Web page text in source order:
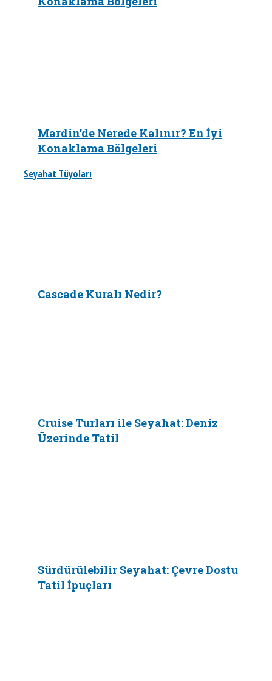
Mardin’de Nerede Kalınır? En İyi
Konaklama Bölgeleri
Seyahat Tüyoları
Cascade Kuralı Nedir?
Cruise Turları ile Seyahat: Deniz
Üzerinde Tatil
Sürdürülebilir Seyahat: Çevre Dostu
Tatil İpuçları